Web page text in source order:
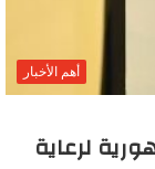
أهم الأخبار
لرعاية